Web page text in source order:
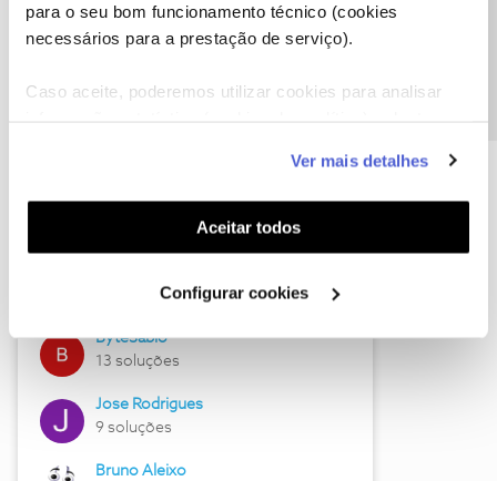
para o seu bom funcionamento técnico (cookies
necessários para a prestação de serviço).
Caso aceite, poderemos utilizar cookies para analisar
funcionalidades (cookies de personalização e
funcionalidade) e adaptar anúncios aos seus interesses
(cookies de publicidade personalizada). Pode gerir a
utilização dos cookies clicando em "Configurar
Ver mais detalhes
Aceitar todos
Configurar cookies
Hall of Fame de julho
17 soluções
ByteSábio
13 soluções
Jose Rodrigues
9 soluções
Bruno Aleixo